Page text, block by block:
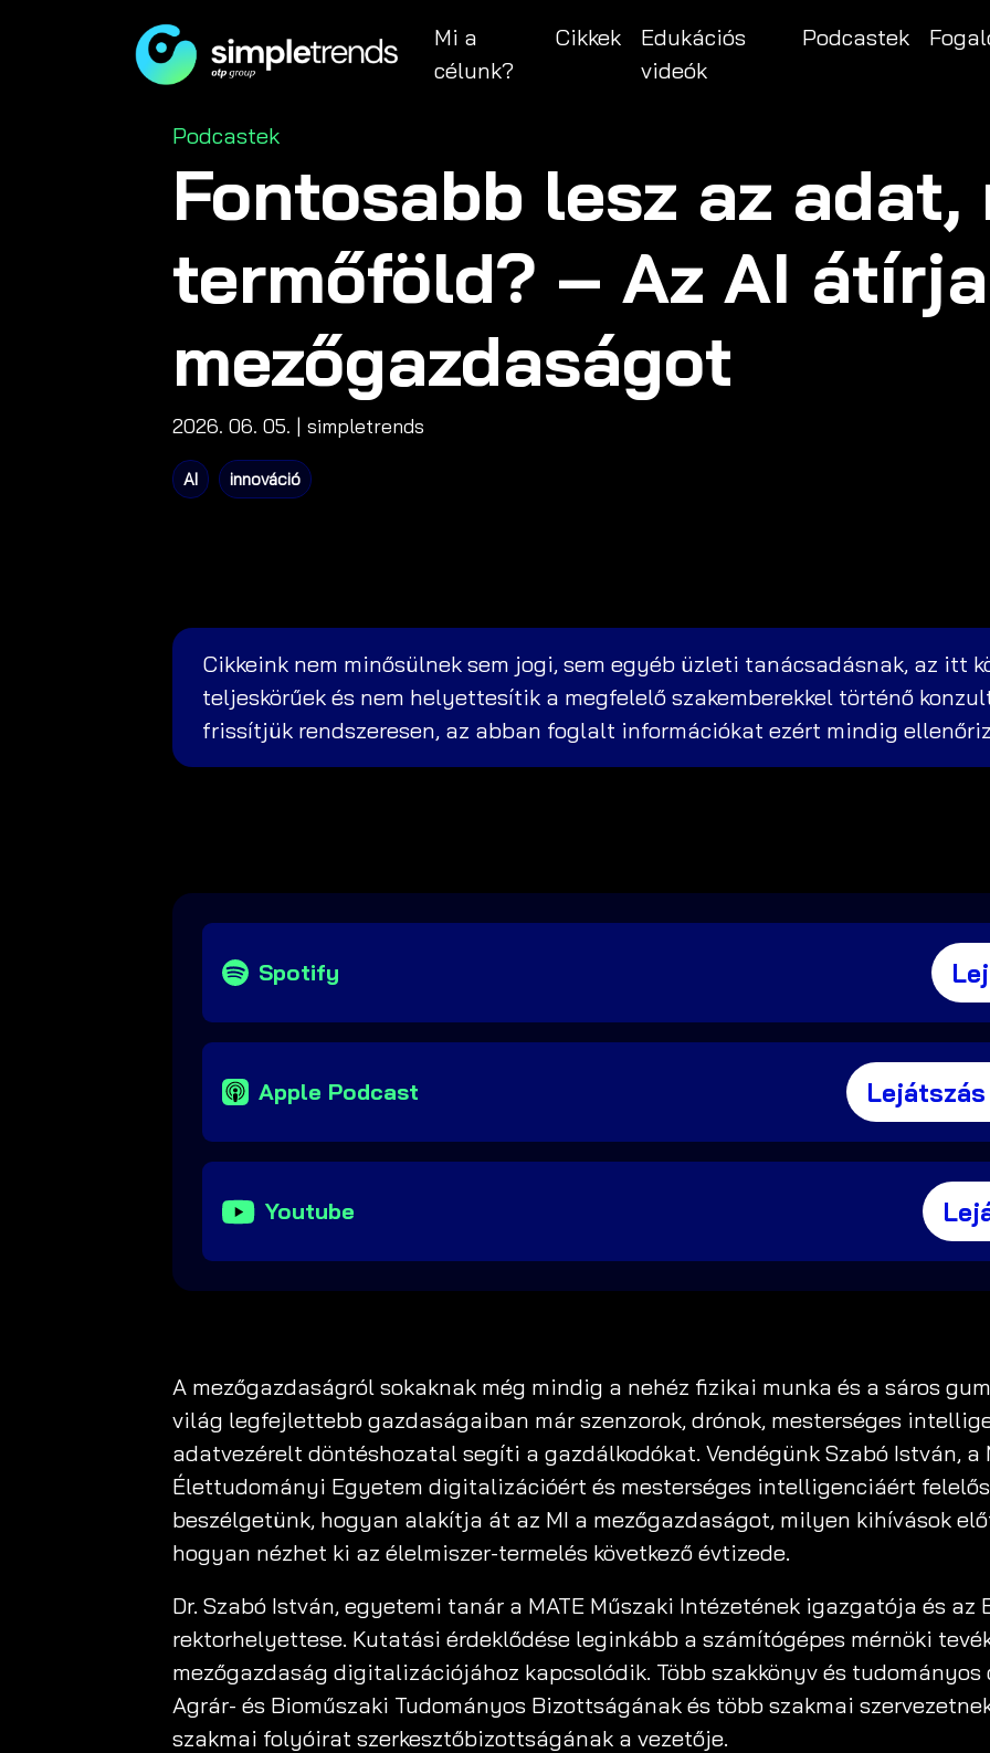
Mi a
célunk?
Cikkek
Edukációs
videók
Podcastek
Categories
Podcastek
Fontosabb lesz az
termőföld? – Az AI
mezőgazdaságot
2026. 06. 05. | simpletrends
AI innováció
Cikkeink nem minősülnek sem jogi, sem egyéb üzleti tanácsadásnak, az itt
teljeskörűek és nem helyettesítik a megfelelő szakemberekkel történő
frissítjük rendszeresen, az abban foglalt információkat ezért mindig
Spotify
Apple Podcast
Youtube
A mezőgazdaságról sokaknak még mindig a nehéz fizikai munka és a sáros
világ legfejlettebb gazdaságaiban már szenzorok, drónok, mesterséges
adatvezérelt döntéshozatal segíti a gazdálkodókat. Vendégünk Szabó István, a
Élettudományi Egyetem digitalizációért és mesterséges intelligenciáért
beszélgetünk, hogyan alakítja át az MI a mezőgazdaságot, milyen kihívások
hogyan nézhet ki az élelmiszer-termelés következő évtizede.
Dr. Szabó István, egyetemi tanár a MATE Műszaki Intézetének igazgatója és
rektorhelyettese. Kutatási érdeklődése leginkább a számítógépes mérnöki
mezőgazdaság digitalizációjához kapcsolódik. Több szakkönyv és tudományos
Agrár- és Bioműszaki Tudományos Bizottságának és több szakmai
szakmai folyóirat szerkesztőbizottságának a vezetője.